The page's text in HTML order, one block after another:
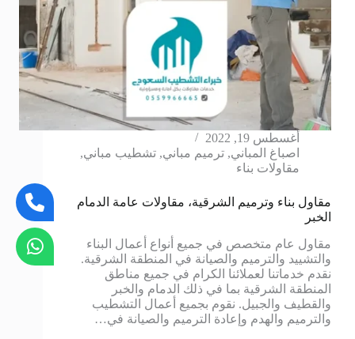
أغسطس 19, 2022
اصباغ المباني, ترميم مباني, تشطيب مباني,
مقاولات بناء
مقاول بناء وترميم الشرقية، مقاولات عامة الدمام
الخبر
مقاول عام متخصص في جميع أنواع أعمال البناء
والتشييد والترميم والصيانة في المنطقة الشرقية.
نقدم خدماتنا لعملائنا الكرام في جميع مناطق
المنطقة الشرقية بما في ذلك الدمام والخبر
والقطيف والجبيل. نقوم بجميع أعمال التشطيب
والترميم والهدم وإعادة الترميم والصيانة في…